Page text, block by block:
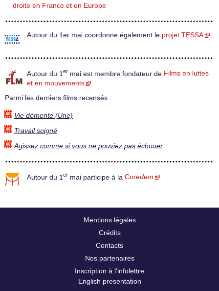
droite en France et en Europe
Autour du 1er mai coordonne également le projet TESSA
Autour du 1 er mai est membre fondateur de Films en luttes
et en mouvements
Parmi les derniers films recensés :
Vie démente (Une)
Travail soigné
Agissez comme si vous ne pouviez pas échouer
Autour du 1 er mai participe à la Coredem
Mentions légales
Crédits
Contacts
Nos partenaires
Inscription à l’infolettre
English presentation